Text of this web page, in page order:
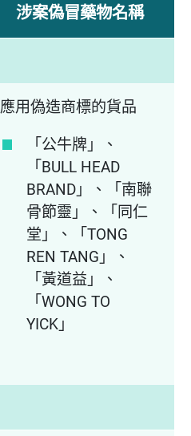
涉案偽冒藥物名稱
應用偽造商標的貨品
「公牛牌」、
「BULL HEAD
BRAND」、「南聯
骨節靈」、「同仁
堂」、「TONG
REN TANG」、
「黃道益」、
「WONG TO
YICK」